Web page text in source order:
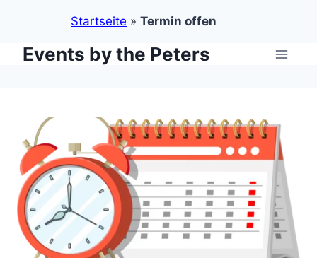
Startseite » Termin offen
ZumEvents by the Peters